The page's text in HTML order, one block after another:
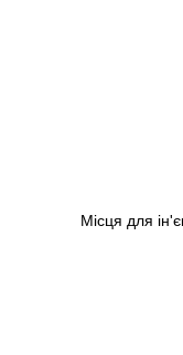
Місця для